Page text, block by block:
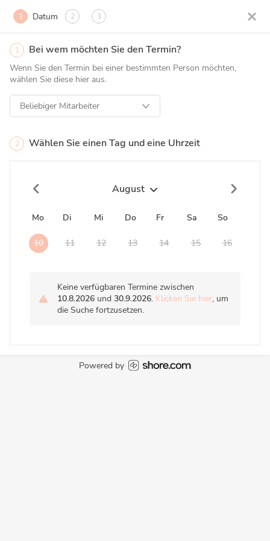
1 Datum 2 3
1 Bei wem möchten Sie den Termin?
Wenn Sie den Termin bei einer bestimmten Person möchten,
wählen Sie diese hier aus.
Beliebiger Mitarbeiter
2 Wählen Sie einen Tag und eine Uhrzeit
August
Mo Di Mi Do Fr Sa So
10 11 12 13 14 15 16
Keine verfügbaren Termine zwischen
10.8.2026 und 30.9.2026. Klicken Sie hier, um
die Suche fortzusetzen.
Powered by